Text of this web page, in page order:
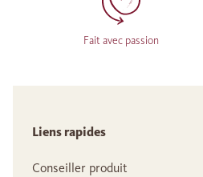
Fait avec passion
Liens rapides
Conseiller produit